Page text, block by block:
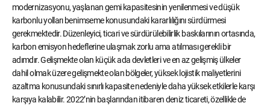
modernizasyonu, yaşlanan gemi kapasitesinin yenilenmesi ve düşük
karbonlu yolları benimseme konusundaki kararlılığını sürdürmesi
gerekmektedir. Düzenleyici, ticari ve sürdürülebilirlik baskılarının ortasında,
karbon emisyon hedeflerine ulaşmak zorlu ama atılması gerekli bir
adımdır. Gelişmekte olan küçük ada devletleri ve en az gelişmiş ülkeler
dahil olmak üzere gelişmekte olan bölgeler, yüksek lojistik maliyetlerini
azaltma konusundaki sınırlı kapasite nedeniyle daha yüksek etkilerle karşı
karşıya kalabilir. 2022’nin başlarından itibaren deniz ticareti, özellikle de